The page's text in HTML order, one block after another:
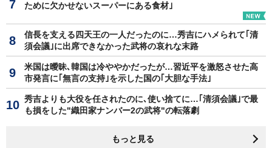
ために欠かせないスーパーにある食材｣
信長を支える四天王の一人だったのに…秀吉にハメられて｢清
須会議｣に出席できなかった武将の哀れな末路
米国は曖昧､韓国は冷ややかだったが…習近平を激怒させた高
市発言に｢無言の支持｣を示した国の｢大胆な手法｣
秀吉よりも大役を任されたのに､使い捨てに…｢清須会議｣で最
も損をした"織田家ナンバー2の武将"の転落劇
もっと見る